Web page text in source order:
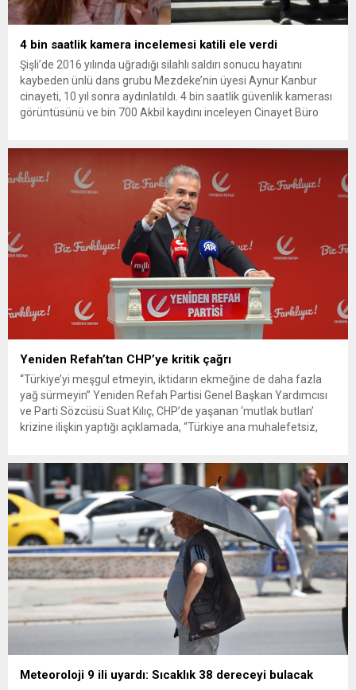
4 bin saatlik kamera incelemesi katili ele verdi
Şişli’de 2016 yılında uğradığı silahlı saldırı sonucu hayatını
kaybeden ünlü dans grubu Mezdeke’nin üyesi Aynur Kanbur
cinayeti, 10 yıl sonra aydınlatıldı. 4 bin saatlik güvenlik kamerası
görüntüsünü ve bin 700 Akbil kaydını inceleyen Cinayet Büro
Yeniden Refah’tan CHP’ye kritik çağrı
“Türkiye’yi meşgul etmeyin, iktidarın ekmeğine de daha fazla
yağ sürmeyin” Yeniden Refah Partisi Genel Başkan Yardımcısı
ve Parti Sözcüsü Suat Kılıç, CHP’de yaşanan ‘mutlak butlan’
krizine ilişkin yaptığı açıklamada, “Türkiye ana muhalefetsiz,
olun. Türkiye’yi...
Meteoroloji 9 ili uyardı: Sıcaklık 38 dereceyi bulacak